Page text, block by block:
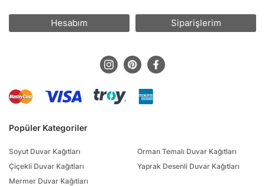
Popüler Kategoriler
Soyut Duvar Kağıtları
Çiçekli Duvar Kağıtları
Mermer Duvar Kağıtları
Orman Temalı Duvar Kağıtları
Yaprak Desenli Duvar Kağıtları
Hesabım Siparişlerim